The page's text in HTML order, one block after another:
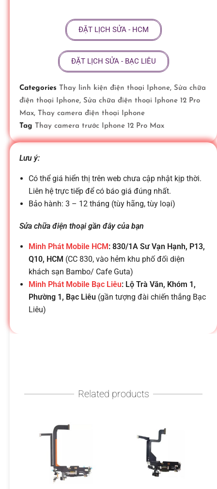
i
ệ
n
t
h
o
ạ
i
d
đ
ĐẶT LỊCH SỬA - HCM
ĐẶT LỊCH SỬA - BẠC LIÊU
Categories Thay linh kiện điện thoại Iphone, Sửa chữa
điện thoại Iphone, Sửa chữa điện thoại Iphone 12 Pro
Max, Thay camera điện thoại Iphone
Tag Thay camera trước Iphone 12 Pro Max
Lưu ý:
Có thể giá hiển thị trên web chưa cập nhật kịp thời.
Liên hệ trực tiếp để có báo giá đúng nhất.
Bảo hành: 3 – 12 tháng (tùy hãng, tùy loại)
Sửa chữa điện thoại gần đây của bạn
Minh Phát Mobile HCM: 830/1A Sư Vạn Hạnh, P13,
Q10, HCM (CC 830, vào hẻm khu phố đối diện
khách sạn Bambo/ Cafe Guta)
Minh Phát Mobile Bạc Liêu: Lộ Trà Văn, Khóm 1,
Phường 1, Bạc Liêu (gần tượng đài chiến thắng Bạc
Liêu)
Related products